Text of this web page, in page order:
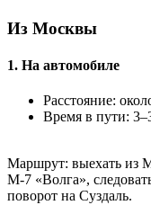
Из Москвы
1. На автомобиле
Расстояние:
Время в пути:
Маршрут: выехать из
М‑7 «Волга»,
поворот на Суздаль.